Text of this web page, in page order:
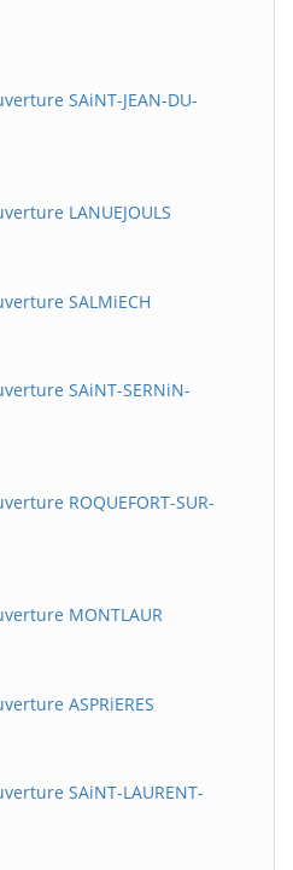
SAiNT-JEAN-DU-
LANUEJOULS
SALMiECH
SAiNT-SERNiN-
ROQUEFORT-SUR-
MONTLAUR
ASPRiERES
SAiNT-LAURENT-